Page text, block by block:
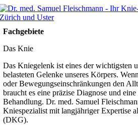
Zum
Inhalt
Fachgebiete
Das Knie
Das Kniegelenk ist eines der wichtigsten
belasteten Gelenke unseres Körpers.
oder Bewegungseinschränkungen den
braucht es eine präzise Diagnose und
Behandlung. Dr. med. Samuel
Kniespezialist mit langjähriger Expertise
(DKG).